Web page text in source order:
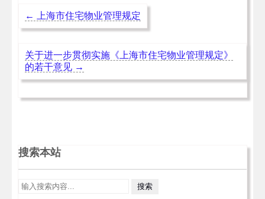
← 上海市住宅物业管理规定
关于进一步贯彻实施《上海市住宅物业管理规定》
的若干意见 →
搜索本站